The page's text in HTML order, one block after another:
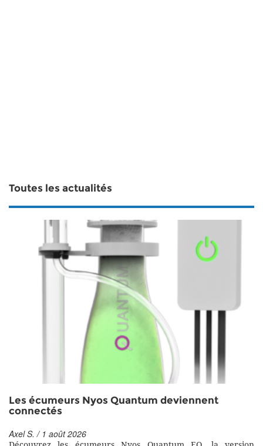
Toutes les actualités
Les écumeurs Nyos Quantum deviennent
connectés
Axel S. / 1 août 2026